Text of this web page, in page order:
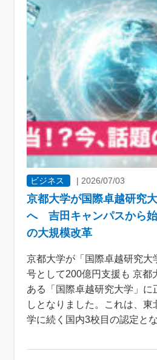
ビジネス | 2026/07/03
京都大学が国際卓越研究
へ 吉田キャンパスから
の大規模改革
京都大学が「国際卓越研究
号として200億円支援も 京都
ある「国際卓越研究大学」に
しとなりました。これは、東
学に続く国内3校目の認定と